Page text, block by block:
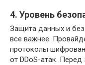
4. Уровень
Защита данных и
все важнее.
протоколы
от DDoS-атак.